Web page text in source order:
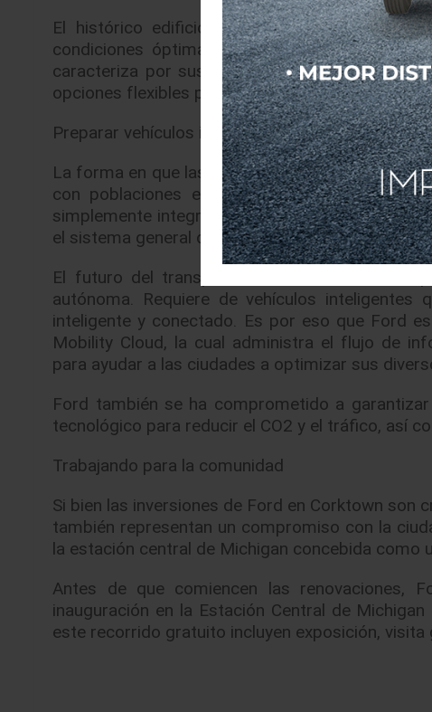
El histórico edificio de 13,716 m²
condiciones óptimas de trabajo de los
caracteriza por sus mesas giratorias que les
opciones flexibles para reuniones y pantallas
Preparar vehículos inteligentes para un mundo
La forma en que las personas se mueven está
con poblaciones en pleno crecimiento,
simplemente integrar la nueva tecnología a un
el sistema general de transporte para una
El futuro del transporte va mucho más allá
autónoma. Requiere de vehículos
inteligente y conectado. Es por eso que Ford
Mobility Cloud, la cual administra el flujo de
para ayudar a las ciudades a optimizar sus
Ford también se ha comprometido a
tecnológico para reducir el CO2 y el tráfico, así
Trabajando para la comunidad
Si bien las inversiones de Ford en Corktown son
también representan un compromiso con la
la estación central de Michigan concebida como
Antes de que comiencen las renovaciones,
inauguración en la Estación Central de
este recorrido gratuito incluyen exposición, visita